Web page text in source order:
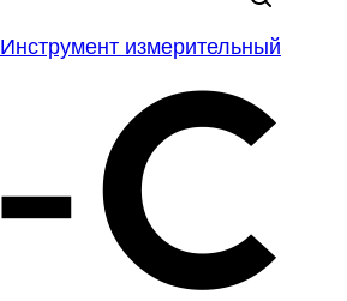
Инструмент измерительный